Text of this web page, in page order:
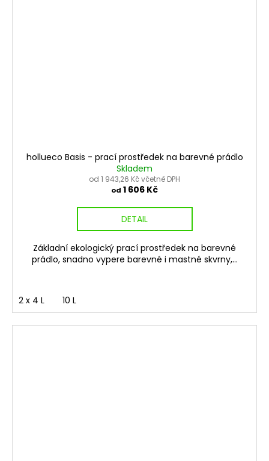
hollueco Basis - prací prostředek na barevné prádlo
Skladem
od 1 943,26 Kč včetně DPH
od 1 606 Kč
DETAIL
Základní ekologický prací prostředek na barevné
prádlo, snadno vypere barevné i mastné skvrny,...
2 x 4 L 10 L